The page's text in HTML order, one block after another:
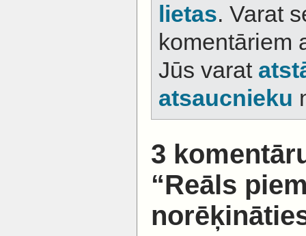
lietas. Varat
komentāriem
Jūs varat
atsaucnieku
3
“Reāls